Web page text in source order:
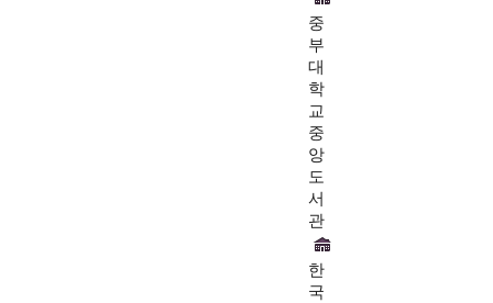
중
부
대
학
교
중
앙
도
서
관
한
국